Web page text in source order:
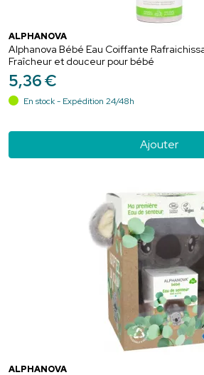
ALPHANOVA
Alphanova Bébé Eau Coiffante
Fraîcheur et douceur pour bébé
5,36€
En stock - Expédition 24/48h
Ajouter
ALPHANOVA